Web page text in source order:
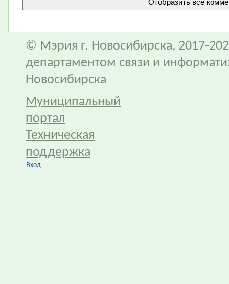
© Мэрия г. Новосибирска, 2017-
департаментом связи и
Новосибирска
Муниципальный
портал
Техническая
поддержка
Вход